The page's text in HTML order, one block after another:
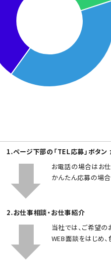
1.ページ下部の「TEL応募」ボタン
お電話の場合はお
かんたん応募の場合
2.お仕事相談・お仕事紹介
当社では、ご希望
WEB面談をはじめ